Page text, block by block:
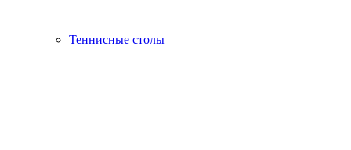
Теннисные столы